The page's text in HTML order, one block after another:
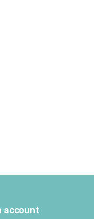
account